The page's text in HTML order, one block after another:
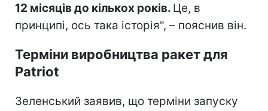
12 місяців до кількох років. Це, в
принципі, ось така історія", – пояснив він.
Терміни виробництва ракет для
Patriot
Зеленський заявив, що терміни запуску